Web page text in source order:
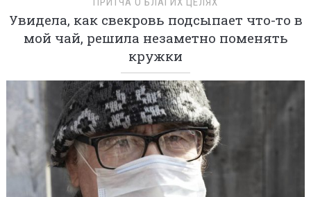
Увидела, как свекровь подсыпает что-то в
мой чай, решила незаметно поменять
кружки